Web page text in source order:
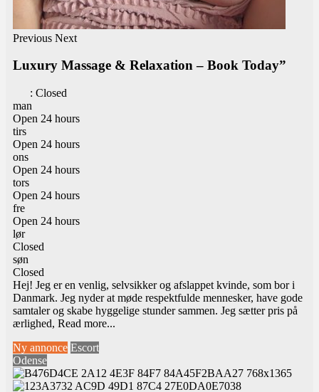
Previous Next
Luxury Massage & Relaxation – Book Today”
: Closed
man
Open 24 hours
tirs
Open 24 hours
ons
Open 24 hours
tors
Open 24 hours
fre
Open 24 hours
lør
Closed
søn
Closed
Hej! Jeg er en venlig, selvsikker og afslappet kvinde, som bor i
Danmark. Jeg nyder at møde respektfulde mennesker, have gode
samtaler og skabe hyggelige stunder sammen. Jeg sætter pris på
ærlighed, Read more...
Ny annonce Escort
Odense